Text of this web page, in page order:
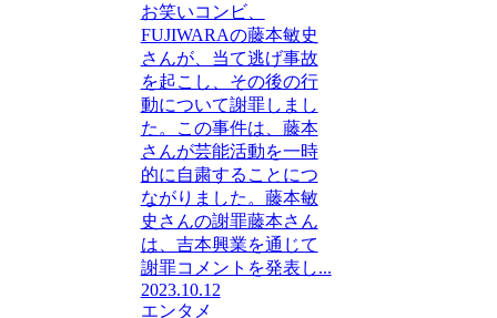
お笑いコンビ、
FUJIWARAの藤本敏史
さんが、当て逃げ事故
を起こし、その後の行
動について謝罪しまし
た。この事件は、藤本
さんが芸能活動を一時
的に自粛することにつ
ながりました。藤本敏
史さんの謝罪藤本さん
は、吉本興業を通じて
謝罪コメントを発表し...
2023.10.12
エンタメ